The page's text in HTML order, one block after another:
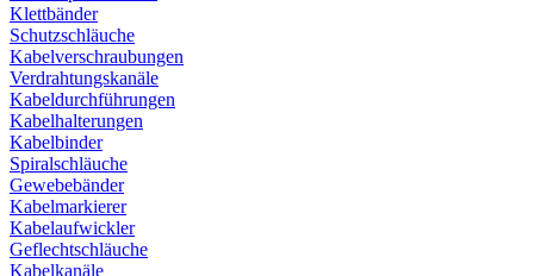
Klettbänder
Schutzschläuche
Kabelverschraubungen
Verdrahtungskanäle
Kabeldurchführungen
Kabelhalterungen
Kabelbinder
Spiralschläuche
Gewebebänder
Kabelmarkierer
Kabelaufwickler
Geflechtschläuche
Kabelkanäle